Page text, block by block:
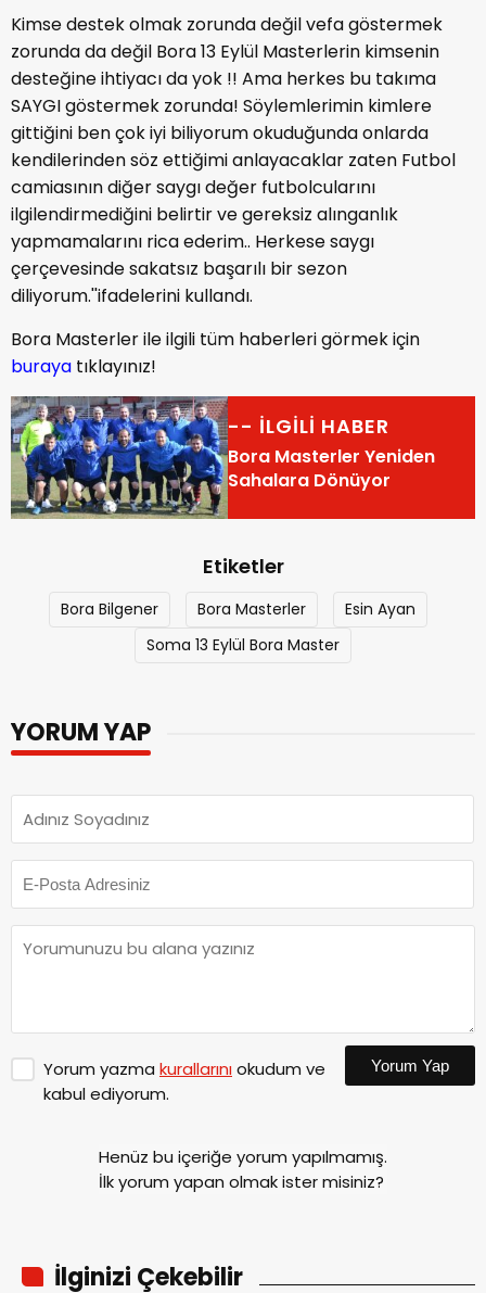
Kimse destek olmak zorunda değil vefa göstermek
zorunda da değil Bora 13 Eylül Masterlerin kimsenin
desteğine ihtiyacı da yok !! Ama herkes bu takıma
SAYGI göstermek zorunda! Söylemlerimin kimlere
gittiğini ben çok iyi biliyorum okuduğunda onlarda
kendilerinden söz ettiğimi anlayacaklar zaten Futbol
camiasının diğer saygı değer futbolcularını
ilgilendirmediğini belirtir ve gereksiz alınganlık
yapmamalarını rica ederim.. Herkese saygı
çerçevesinde sakatsız başarılı bir sezon
diliyorum.''ifadelerini kullandı.
Bora Masterler ile ilgili tüm haberleri görmek için
buraya tıklayınız!
-- İLGİLİ HABER
Bora Masterler Yeniden
Sahalara Dönüyor
Etiketler
Bora Bilgener Bora Masterler
Esin Ayan
Soma 13 Eylül Bora Master
YORUM YAP
Yorum yazma kurallarınıokudum ve
kabul ediyorum.
Yorum Yap
Henüz bu içeriğe yorum yapılmamış.
İlk yorum yapan olmak ister misiniz?
İlginizi Çekebilir